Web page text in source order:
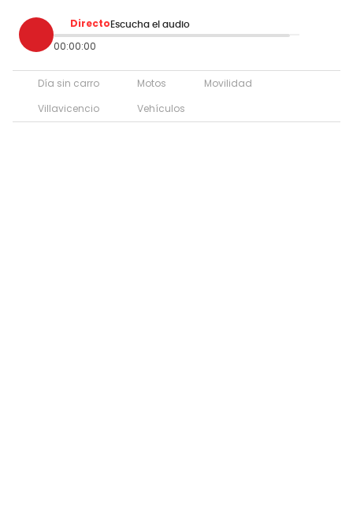
Directo Escucha el audio
00:00:00
Día sin carro Motos
Movilidad
Villavicencio
Vehículos